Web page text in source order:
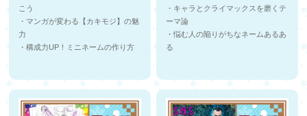
こう
・マンガが変わる【カキモジ】の魅
力
・構成力UP！ミニネームの作り方
・キャラとクライマックスを磨くテ
ーマ論
・悩む人の陥りがちなネームあるあ
る